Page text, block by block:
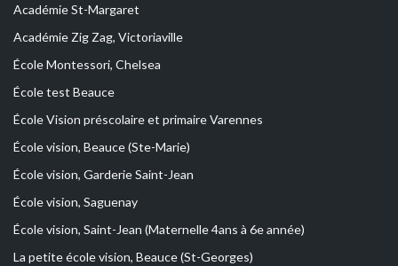
Académie St-Margaret
Académie Zig Zag, Victoriaville
École Montessori, Chelsea
École test Beauce
École Vision préscolaire et primaire Varennes
École vision, Beauce (Ste-Marie)
École vision, Garderie Saint-Jean
École vision, Saguenay
École vision, Saint-Jean (Maternelle 4ans à 6e année)
La petite école vision, Beauce (St-Georges)